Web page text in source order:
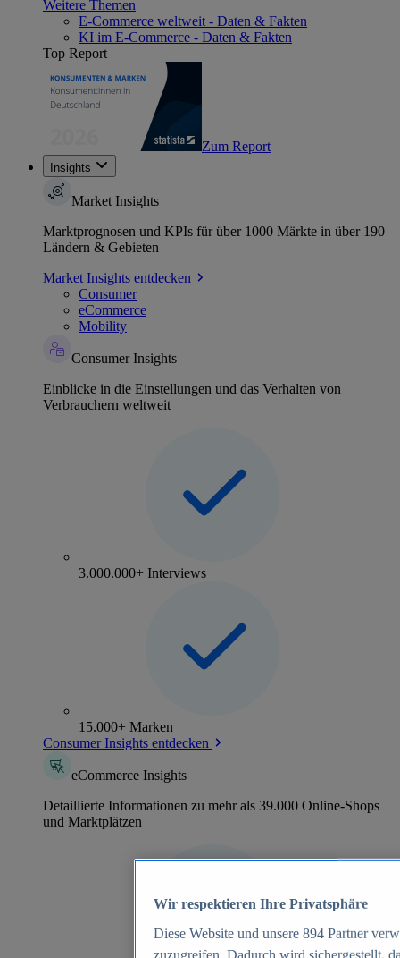
Weitere Themen
E-Commerce weltweit - Daten & Fakten
KI im E-Commerce - Daten & Fakten
Top Report
Zum Report
Insights
Market Insights
Marktprognosen und KPIs für über 1000 Märkte in über 190
Ländern & Gebieten
Market Insights entdecken
Consumer
eCommerce
Mobility
Consumer Insights
Einblicke in die Einstellungen und das Verhalten von
Verbrauchern weltweit
3.000.000+ Interviews
15.000+ Marken
Consumer Insights entdecken
eCommerce Insights
Detaillierte Informationen zu mehr als 39.000 Online-Shops
und Marktplätzen
Wir respektieren Ihre Privatsphäre
Diese Website und unsere 894Partner
zuzugreifen. Dadurch wird sichergestellt,